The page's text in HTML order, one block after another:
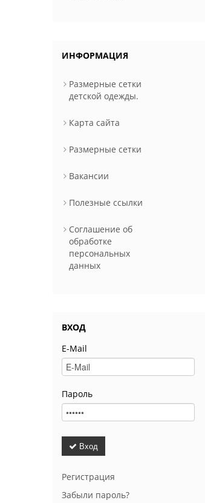
ИНФОРМАЦИЯ
Размерные сетки
детской одежды.
Карта сайта
Размерные сетки
Вакансии
Полезные ссылки
Соглашение об
обработке
персональных
данных
ВХОД
E-Mail
Пароль
Вход
Регистрация
Забыли пароль?